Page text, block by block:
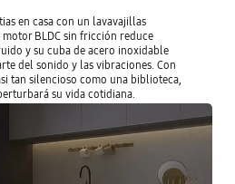
en casa con un lavavajillas
BLDC sin fricción reduce
y su cuba de acero inoxidable
del sonido y las vibraciones. Con
tan silencioso como una biblioteca,
su vida cotidiana.